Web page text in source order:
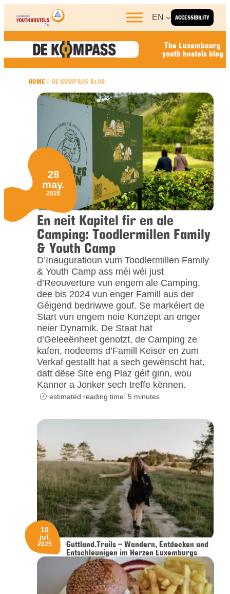
Skip to content
ACCESSIBILITY
EN
The Luxembourg
youth hostels blog
HOME » DE KOMPASS BLOG
En neit Kapitel fir en ale
Camping: Toodlermillen Family
& Youth Camp
D’Inauguratioun vum Toodlermillen Family
& Youth Camp ass méi wéi just
d’Reouverture vun engem ale Camping,
dee bis 2024 vun enger Famill aus der
Géigend bedriwwe gouf. Se markéiert de
Start vun engem neie Konzept an enger
neier Dynamik. De Staat hat
d’Geleeënheet genotzt, de Camping ze
kafen, nodeems d’Famill Keiser en zum
Verkaf gestallt hat a sech gewënscht hat,
datt dëse Site eng Plaz géif ginn, wou
Kanner a Jonker sech treffe kënnen.
28
may.
2026
estimated reading time: 5 minutes
Guttland.Trails – Wandern, Entdecken und
Entschleunigen im Herzen Luxemburgs
10
jul.
2025